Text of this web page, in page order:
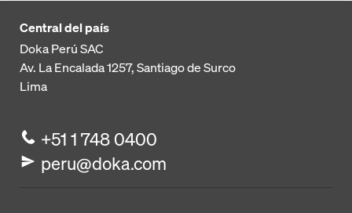
Central del país
Doka Perú SAC
Av. La Encalada 1257,Santiago de Surco
Lima
+51 1 748 0400
peru@doka.com